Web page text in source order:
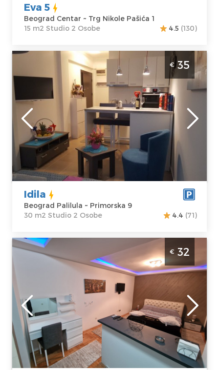
Eva 5
Beograd Centar ~ Trg Nikole Pašića 1
15 m2 Studio 2 Osobe
4.5 (130)
Studio Apartman Idila Beograd Palilula
Beograd
Lokacija:
Beograd Palilula
Adresa:
Primorska 9
Cena35 €
Gosti:2
Kvadratura :30
m2
Struktura :
Studio
€35
Idila
Beograd Palilula ~ Primorska 9
30 m2 Studio 2 Osobe
4.4 (71)
Studio Apartman Winer A 2 Beograd
Vozdovac. Namenjen za 2 osobe u blizini
autoputa na Vozdvocu
Beograd
Lokacija:
Beograd
Voždovac
Adresa:
Mokroluška 107
A
Kvadratura :27
m2
Struktura :
Studio
€ 32